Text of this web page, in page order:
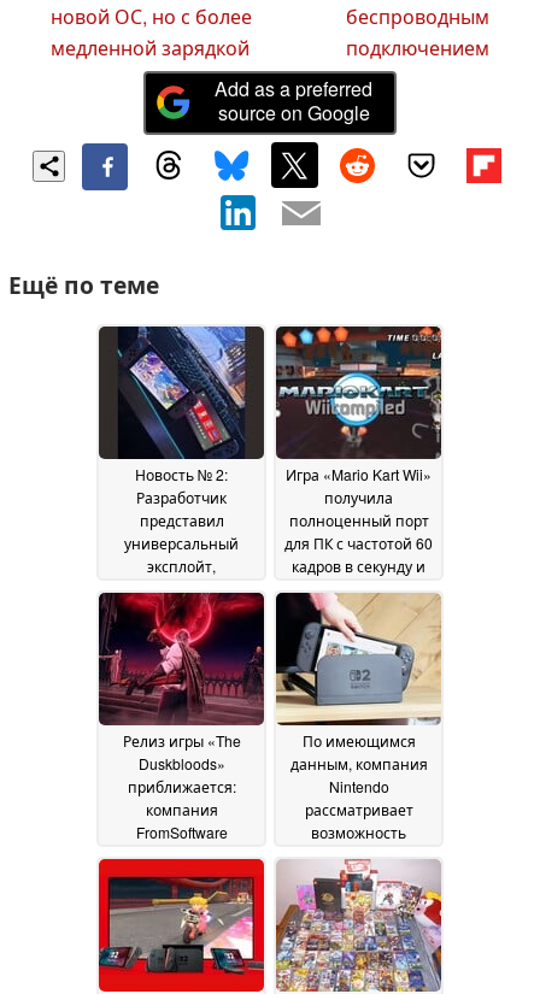
новой ОС, но с более
медленной зарядкой
беспроводным
подключением
Add as a preferred
source on Google
Ещё по теме
Новость № 2:
Разработчик
представил
универсальный
эксплойт,
работающий
полностью в
автономном режиме
21 July 2026
Игра «Mario Kart Wii»
получила
полноценный порт
для ПК с частотой 60
кадров в секунду и
возможностью
онлайн-игры,
несмотря на то что
фанаты критикуют
использование
искусственного
интеллекта19 July 2026
Релиз игры «The
Duskbloods»
приближается:
компания
FromSoftware
объявила даты
сетевых тестов16 July
2026
По имеющимся
данным, компания
Nintendo
рассматривает
возможность
выпуска версии
Switch 2 с OLED-
экраном13 July 2026